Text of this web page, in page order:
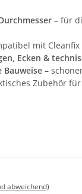
– für
mit
Ecken &
Bauweise –
Zubehör
abweichend)